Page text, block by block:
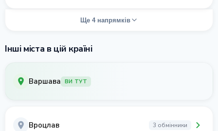
Ще 4 напрямків
Інші міста в цій країні
Варшава ВИ ТУТ
Вроцлав 3 обмінники